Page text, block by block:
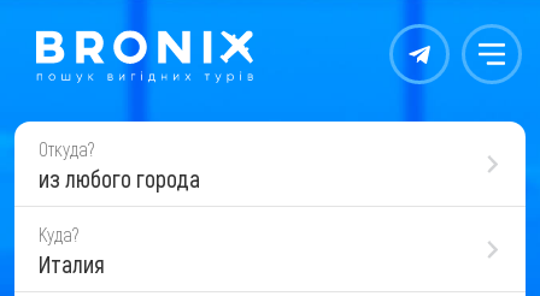
Контакты Меню
Откуда?
из любого города
Куда?
Италия